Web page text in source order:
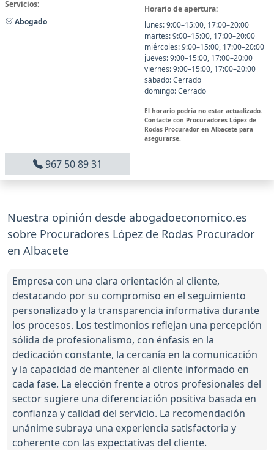
Servicios:
Abogado
Horario de apertura:
lunes: 9:00–15:00, 17:00–20:00
martes: 9:00–15:00, 17:00–20:00
miércoles: 9:00–15:00, 17:00–20:00
jueves: 9:00–15:00, 17:00–20:00
viernes: 9:00–15:00, 17:00–20:00
sábado: Cerrado
domingo: Cerrado
El horario podría no estar actualizado.
Contacte con Procuradores López de
Rodas Procurador en Albacete para
asegurarse.
967 50 89 31
Nuestra opinión desde abogadoeconomico.es
sobre Procuradores López de Rodas Procurador
en Albacete
Empresa con una clara orientación al cliente,
destacando por su compromiso en el seguimiento
personalizado y la transparencia informativa durante
los procesos. Los testimonios reflejan una percepción
sólida de profesionalismo, con énfasis en la
dedicación constante, la cercanía en la comunicación
y la capacidad de mantener al cliente informado en
cada fase. La elección frente a otros profesionales del
sector sugiere una diferenciación positiva basada en
confianza y calidad del servicio. La recomendación
unánime subraya una experiencia satisfactoria y
coherente con las expectativas del cliente.